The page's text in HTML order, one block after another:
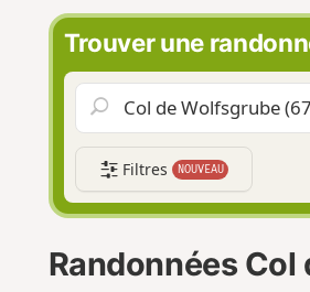
Trouver une
Filtres NOUVEAU
Randonnées